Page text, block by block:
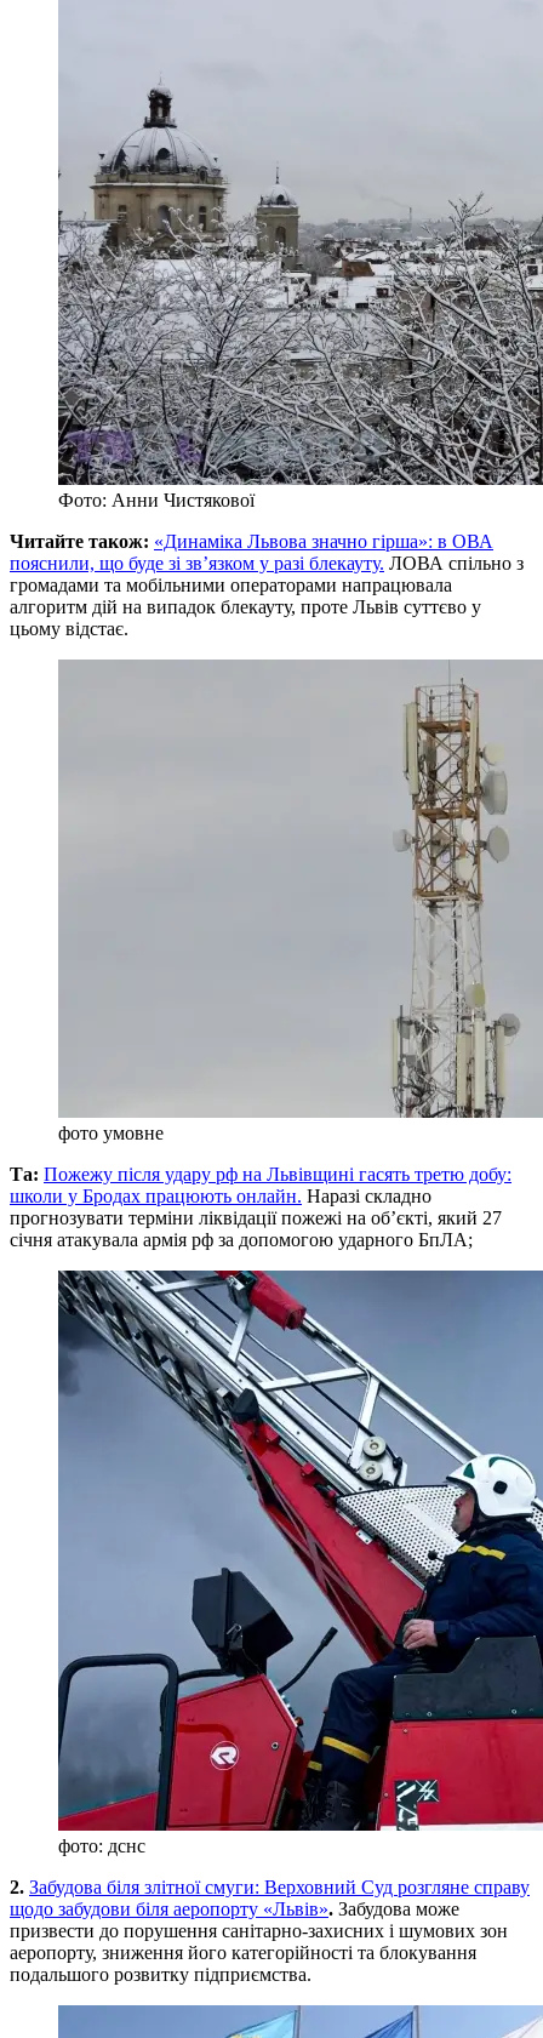
Фото: Анни Чистякової
Читайте також: «Динаміка Львова значно гірша»: в ОВА
пояснили, що буде зі зв’язком у разі блекауту. ЛОВА спільно з
громадами та мобільними операторами напрацювала
алгоритм дій на випадок блекауту, проте Львів суттєво у
цьому відстає.
фото умовне
Та: Пожежу після удару рф на Львівщині гасять третю добу:
школи у Бродах працюють онлайн. Наразі складно
прогнозувати терміни ліквідації пожежі на об’єкті, який 27
січня атакувала армія рф за допомогою ударного БпЛА;
фото: дснс
2. Забудова біля злітної смуги: Верховний Суд розгляне справу
щодо забудови біля аеропорту «Львів». Забудова може
призвести до порушення санітарно-захисних і шумових зон
аеропорту, зниження його категорійності та блокування
подальшого розвитку підприємства.